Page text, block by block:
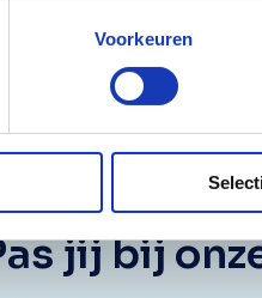
Voorkeuren
jij bij